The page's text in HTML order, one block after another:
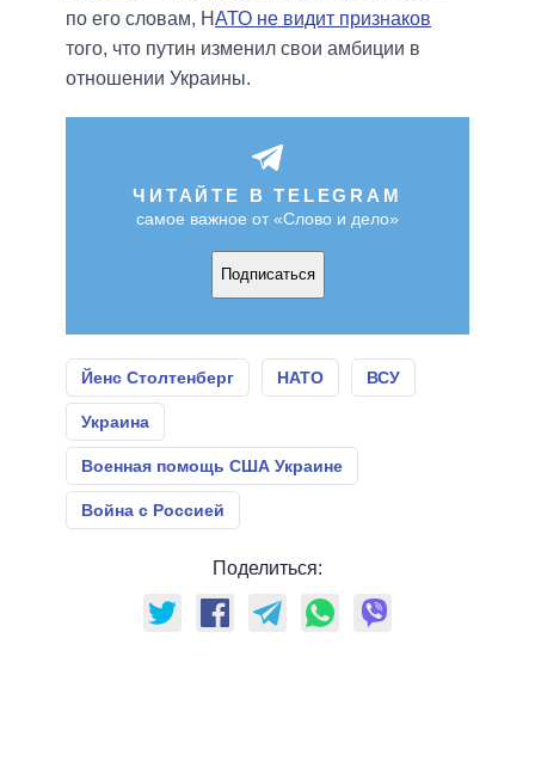
по его словам, НАТО не видит признаков
того, что путин изменил свои амбиции в
отношении Украины.
ЧИТАЙТЕ В TELEGRAM
самое важное от «Слово и дело»
Подписаться
Йенс Столтенберг НАТО ВСУ
Украина
Военная помощь США Украине
Война с Россией
Поделиться: